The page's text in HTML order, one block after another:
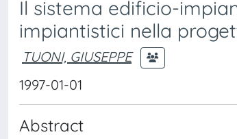
Il sistema edificio-
impiantistici nella
TUONI, GIUSEPPE
1997-01-01
Abstract